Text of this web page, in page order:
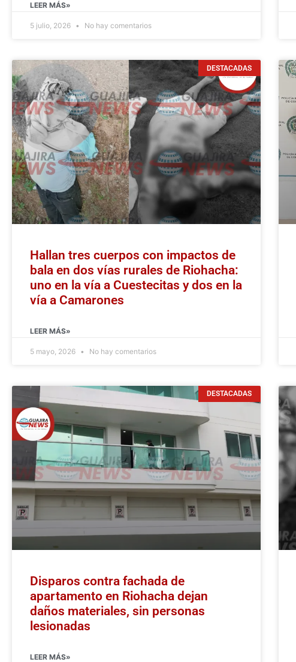
LEER MÁS»
5 julio, 2026 No hay comentarios
DESTACADAS
Hallan tres cuerpos con impactos de
bala en dos vías rurales de Riohacha:
uno en la vía a Cuestecitas y dos en la
vía a Camarones
LEER MÁS»
5 mayo, 2026 No hay comentarios
DESTACADAS
Disparos contra fachada de
apartamento en Riohacha dejan
daños materiales, sin personas
lesionadas
LEER MÁS»